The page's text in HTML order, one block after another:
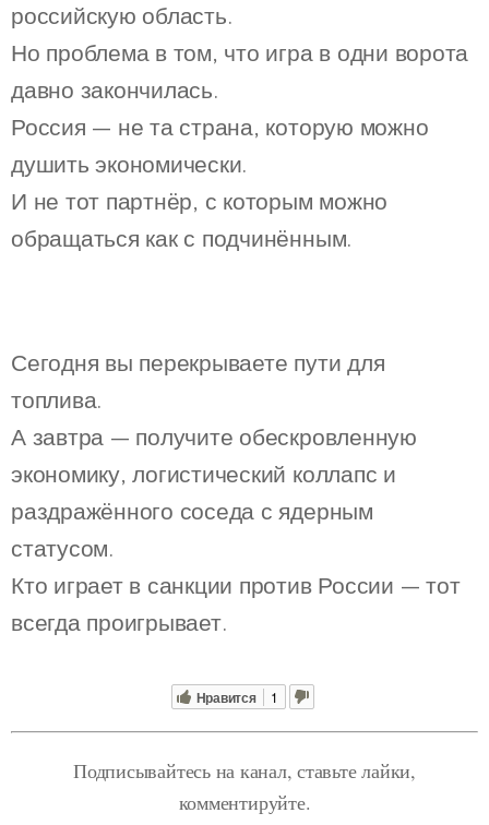
российскую область.
Но проблема в том, что игра в одни ворота
давно закончилась.
Россия — не та страна, которую можно
душить экономически.
И не тот партнёр, с которым можно
обращаться как с подчинённым.
Сегодня вы перекрываете пути для
топлива.
А завтра — получите обескровленную
экономику, логистический коллапс и
раздражённого соседа с ядерным
статусом.
Кто играет в санкции против России — тот
всегда проигрывает.
Нравится 1
Подписывайтесь на канал, ставьте лайки,
комментируйте.